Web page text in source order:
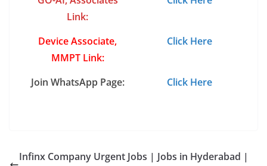
Link:
Device Associate,
MMPT Link:
Click Here
Join WhatsApp Page: Click Here
Infinx Company Urgent Jobs | Jobs in Hyderabad |